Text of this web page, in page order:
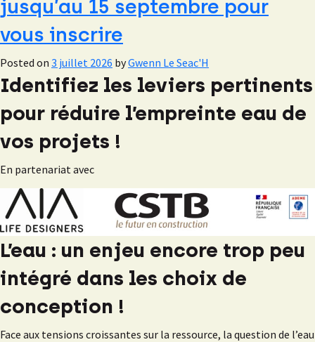
jusqu’au 15 septembre pour
vous inscrire
Posted on 3 juillet 2026 byGwenn Le Seac'H
Identifiez les leviers pertinents
pour réduire l’empreinte eau de
vos projets !
En partenariat avec
L’eau : un enjeu encore trop peu
intégré dans les choix de
conception !
Face aux tensions croissantes sur la ressource, la question de l’eau